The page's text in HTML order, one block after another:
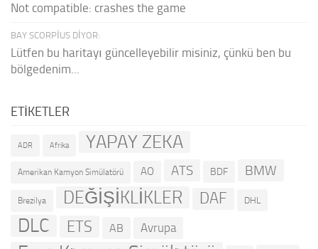
Not compatible: crashes the game
BAY SCORPIUS DIYOR:
Lütfen bu haritayı güncelleyebilir misiniz, çünkü ben bu
bölgedenim...
ETIKETLER
ADR Afrika YAPAY ZEKA
Amerikan Kamyon Simülatörü AO ATS BDF BMW
Brezilya DEĞİŞİKLİKLER DAF DHL
DLC ETS AB Avrupa